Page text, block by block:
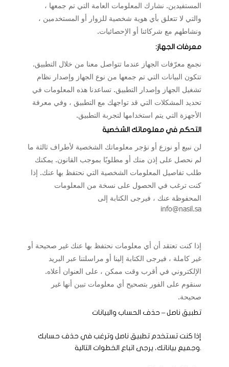
المستفيدين. نشارك المعلومات العامة التي تم جمعها ،
والتي لا تتعلق بأي هوية شخصية للزوار أو المستخدمين ،
ونشاطهم مع شركائنا أو الإحصائيات.
معرفات الجهاز:
نجمع معرّفات الجهاز عندما تتواصل معنا من خلال التطبيق.
تتكون البيانات التي تم جمعها من نوع الجهاز وإصدار نظام
تشغيل الجهاز وإصدار التطبيق. تساعدنا هذه المعلومات في
تحديد المشكلات التي قد تواجهك مع التطبيق ، وفي معرفة
الأجهزة التي يتم استخدامها لتجربة التطبيق.
التحكم في معلوماتك الشخصية
لن نبيع أو نوزع أو نؤجر معلوماتك الشخصية لأطراف ثالثة ما
لم نحصل على إذن منك أو مطلوبًا بموجب القانون. يمكنك
طلب تفاصيل المعلومات الشخصية التي نحتفظ بها عنك. إذا
كنت ترغب في الحصول على نسخة من المعلومات
المحفوظة عنك ، فيرجى الكتابة إلى
info@nasil.sa
إذا كنت تعتقد أن أي معلومات نحتفظ بها عنك غير صحيحة أو
غير كاملة ، فيرجى الكتابة إلينا أو مراسلتنا عبر البريد
الإلكتروني في أقرب وقت ممكن ، على العنوان أعلاه.
سنقوم على الفور بتصحيح أي معلومات تبين أنها غير
صحيحة.
تطبيق ناصل – حذف الحساب والبيانات
إذا كنت تستخدم تطبيق ناصل وترغب في حذف حسابك
وجميع بياناتك، يرجى اتباع الخطوات التالية.